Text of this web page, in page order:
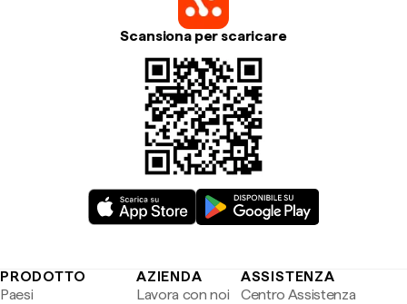
Scansiona per scaricare
PRODOTTO
Paesi
AZIENDA
Lavora con noi
ASSISTENZA
Centro Assistenza